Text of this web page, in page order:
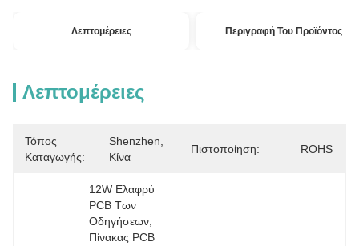
Λεπτομέρειες Περιγραφή Του Προϊόντος
Λεπτομέρειες
Τόπος
Καταγωγής:
Shenzhen,
Κίνα
Πιστοποίηση: ROHS
12W Ελαφρύ
PCB Των
Οδηγήσεων,
Πίνακας PCB